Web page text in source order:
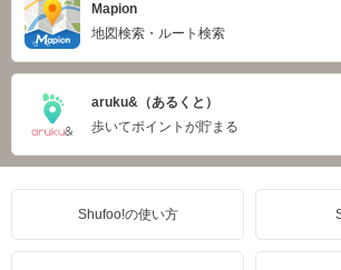
Mapion
地図検索・ルート検索
aruku&（あるくと）
歩いてポイントが貯まる
Shufoo!の使い方